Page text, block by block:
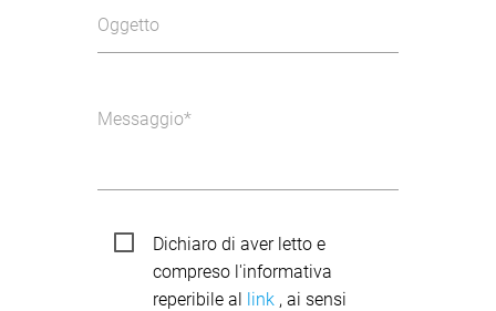
Oggetto
Messaggio
Dichiaro di aver letto e
compreso l'informativa
reperibile al link , ai sensi